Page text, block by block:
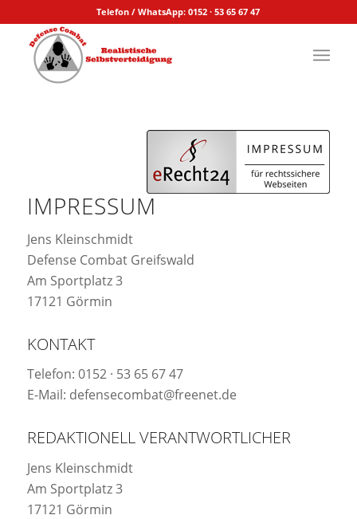
Telefon / WhatsApp: 0152 · 53 65 67 47
IMPRESSUM
Jens Kleinschmidt
Defense Combat Greifswald
Am Sportplatz 3
17121 Görmin
KONTAKT
Telefon: 0152 · 53 65 67 47
E-Mail: defensecombat@freenet.de
REDAKTIONELL VERANTWORTLICHER
Jens Kleinschmidt
Am Sportplatz 3
17121 Görmin